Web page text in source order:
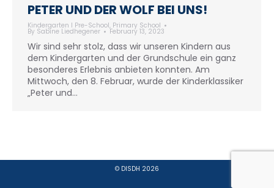
PETER UND DER WOLF BEI UNS!
Kindergarten I Pre-School, Primary School
By Sabine Liedhegener February 13, 2023
Wir sind sehr stolz, dass wir unseren Kindern aus
dem Kindergarten und der Grundschule ein ganz
besonderes Erlebnis anbieten konnten. Am
Mittwoch, den 8. Februar, wurde der Kinderklassiker
„Peter und…
© DISDH 2026